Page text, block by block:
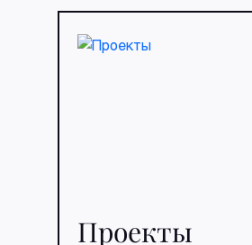
Проекты